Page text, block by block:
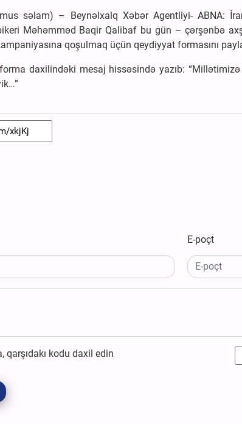
səlam) – Beynəlxalq Xəbər Agentliyi- ABNA:
Məhəmməd Baqir Qalibaf bu gün – çərşənbə
qoşulmaq üçün qeydiyyat formasını
daxilindəki mesaj hissəsində yazıb:
E-poçt
qarşıdakı kodu daxil edin